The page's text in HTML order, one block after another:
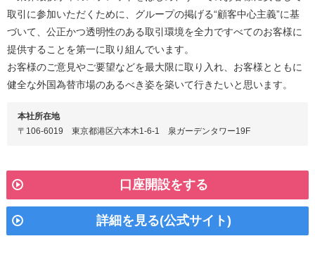
取引に参加いただくために、グループの掲げる“顧客中心主義”に基
づいて、公正かつ透明性のある取引環境を全力ですべてのお客様に
提供することを第一に取り組んでいます。
お客様のご意見やご要望などを最大限に取り入れ、お客様とともに
健全な外国為替市場のあるべき姿を築いて行きたいと思います。
本社所在地
〒106-6019 東京都港区六本木1-6-1 泉ガーデンタワー19F
口座開設をする
詳細を見る(公式サイト)